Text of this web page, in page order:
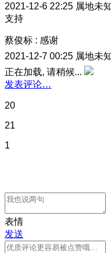
2021-12-6 22:25 属地未
支持
蔡俊标 : 感谢
2021-12-7 00:25 属地未
正在加载, 请稍候...
发表评论…
20
21
1
表情
发送